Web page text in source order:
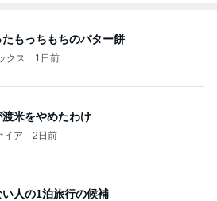
もっちもちのバター餅
クス 1日前
米をやめたわけ
イア 2日前
人の1泊旅行の候補